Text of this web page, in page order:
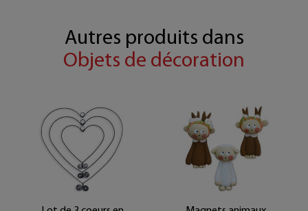
Autres produits dans
Objets de décoration